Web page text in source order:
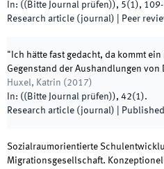
In: ((Bitte Journal prüfen)), 5(1), 109-
Research article (journal) | Peer
"Ich hätte fast gedacht, da kommt
Gegenstand der Aushandlungen
Huxel, Katrin ( 2017)
In: ((Bitte Journal prüfen)), 42(1).
Research article (journal)
Published
Sozialraumorientierte
Migrationsgesellschaft.